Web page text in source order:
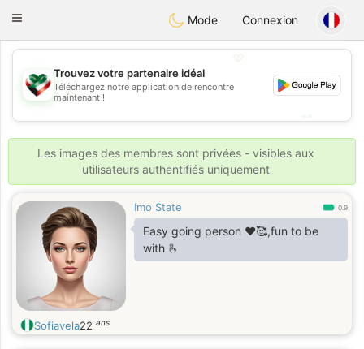
KuwaitChat
Toggle
Mode Connexion
💖
💕
Trouvez votre partenaire idéal
Téléchargez notre application de rencontre
maintenant !
Les images des membres sont privées - visibles aux
utilisateurs authentifiés uniquement
Imo State 0.9
Easy going person ♥️🥰,fun to be
with 🫰
Sofiavela22 ans